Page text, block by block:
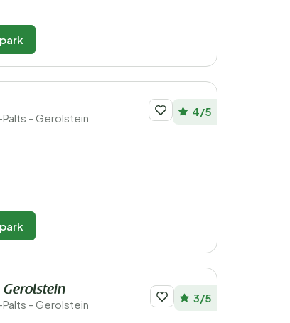
Palts - Gerolstein 4/5
Palts - Gerolstein 3/5